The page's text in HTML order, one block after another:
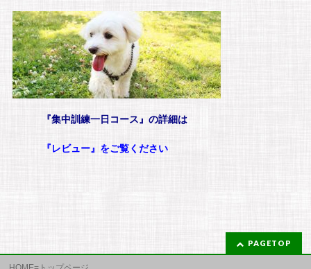
『集中訓練一日コース』の詳細は
『レビュー』をご覧ください
PAGETOP